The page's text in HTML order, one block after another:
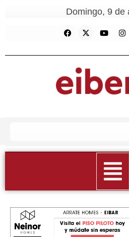
Domingo, 9 de